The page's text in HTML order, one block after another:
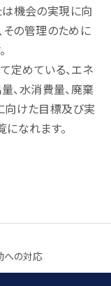
は機会の実現に向
その管理のために
定めている、エネ
、水消費量、廃棄
向けた目標及び実
なれます。
への対応